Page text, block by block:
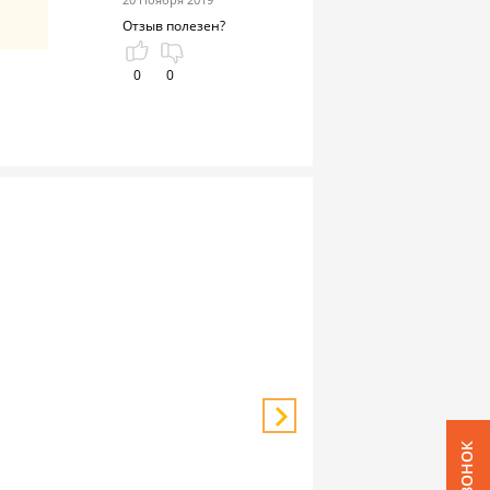
Отзыв полезен?
0 0